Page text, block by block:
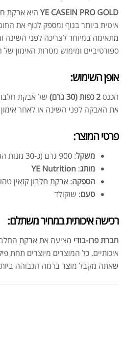
YE CASEIN PRO GOLD היא אבקת
איטית ביותר בגוף ומספק לגוף את
מתאימה במיוחד לצריכה לפני השינה
ספורטיביים ומימוש מטרות האימון
אופן השימוש:
הכנס2 כפות (30 גרם) של אבקת
את האבקה לפני השינה או לאחר אימון
פרטי המוצר:
משקל: 900 גרם (כ-30 מנות הגשה)
מותג:
YE Nutrition
הספקה: אבקת חלבון קזאין
טעם: שוקולד
רכישה איכותית במחיר משתלם:
חברת פרו-בודי מציעה את אבקת
איכותיים. כל המוצרים מיוצרים תחת
שאתה מקבל מוצר ברמה הגבוהה